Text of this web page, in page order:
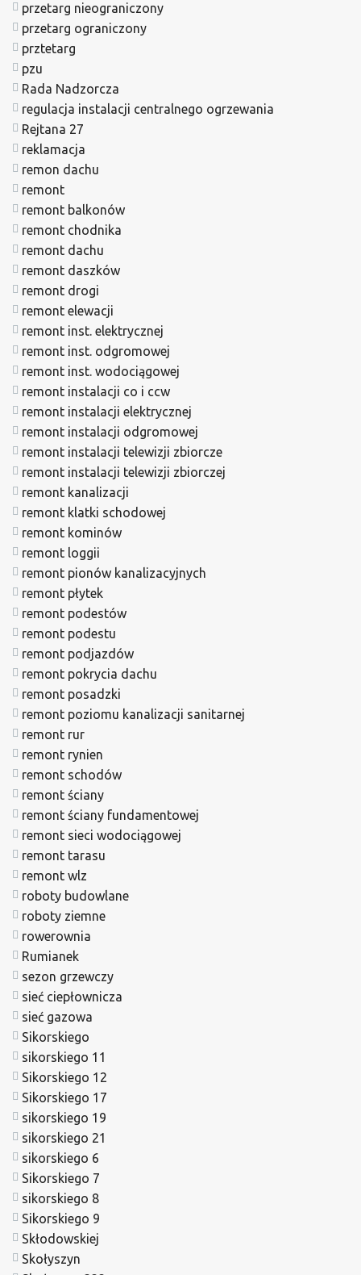
przetarg nieograniczony
przetarg ograniczony
prztetarg
pzu
Rada Nadzorcza
regulacja instalacji centralnego ogrzewania
Rejtana 27
reklamacja
remon dachu
remont
remont balkonów
remont chodnika
remont dachu
remont daszków
remont drogi
remont elewacji
remont inst. elektrycznej
remont inst. odgromowej
remont inst. wodociągowej
remont instalacji co i ccw
remont instalacji elektrycznej
remont instalacji odgromowej
remont instalacji telewizji zbiorcze
remont instalacji telewizji zbiorczej
remont kanalizacji
remont klatki schodowej
remont kominów
remont loggii
remont pionów kanalizacyjnych
remont płytek
remont podestów
remont podestu
remont podjazdów
remont pokrycia dachu
remont posadzki
remont poziomu kanalizacji sanitarnej
remont rur
remont rynien
remont schodów
remont ściany
remont ściany fundamentowej
remont sieci wodociągowej
remont tarasu
remont wlz
roboty budowlane
roboty ziemne
rowerownia
Rumianek
sezon grzewczy
sieć ciepłownicza
sieć gazowa
Sikorskiego
sikorskiego 11
Sikorskiego 12
Sikorskiego 17
sikorskiego 19
sikorskiego 21
sikorskiego 6
Sikorskiego 7
sikorskiego 8
Sikorskiego 9
Skłodowskiej
Skołyszyn